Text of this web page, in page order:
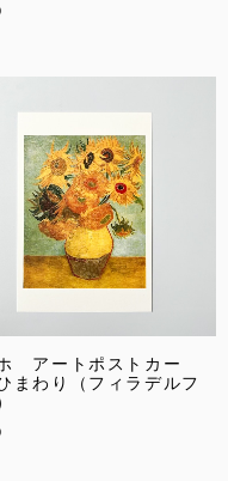
アートポストカー
まわり（フィラデルフ